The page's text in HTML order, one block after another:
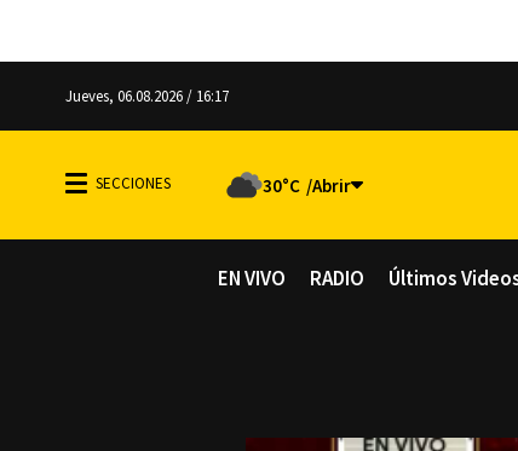
Jueves, 06.08.2026 / 16:17
30°C
EN VIVO RADIO Últimos